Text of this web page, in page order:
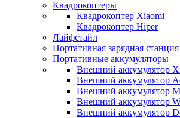
Квадрокоптеры
Квадрокоптер Xiaomi
Квадрокоптер Hiper
Лайфстайл
Портативная зарядная станция
Портативные аккумуляторы
Внешний аккумулятор
Внешний аккумулятор
Внешний аккумулятор
Внешний аккумулятор
Внешний аккумулятор